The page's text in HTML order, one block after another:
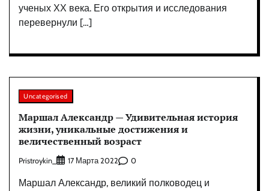
ученых ХХ века. Его открытия и исследования
перевернули […]
Uncategorised
Маршал Александр — Удивительная история
жизни, уникальные достижения и
величественный возраст
Pristroykin_ 17 Марта 2022 0
Маршал Александр, великий полководец и